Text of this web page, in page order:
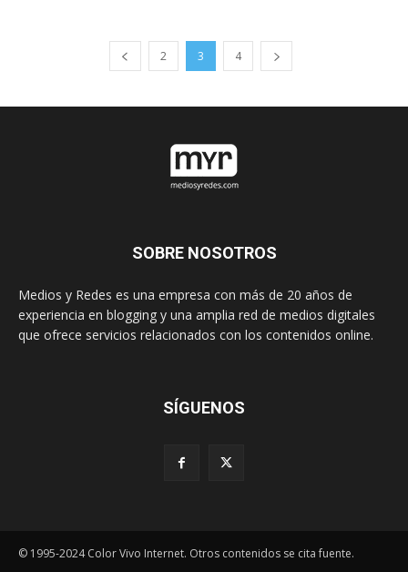
2 3 4
SOBRE NOSOTROS
Medios y Redes es una empresa con más de 20 años de
experiencia en blogging y una amplia red de medios digitales
que ofrece servicios relacionados con los contenidos online.
SÍGUENOS
© 1995-2024 Color Vivo Internet. Otros contenidos se cita fuente.